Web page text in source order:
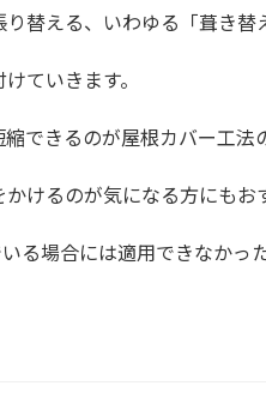
替える、いわゆる「葺き替
ていきます。
できるのが屋根カバー工法
けるのが気になる方にもお
る場合には適用できなかっ